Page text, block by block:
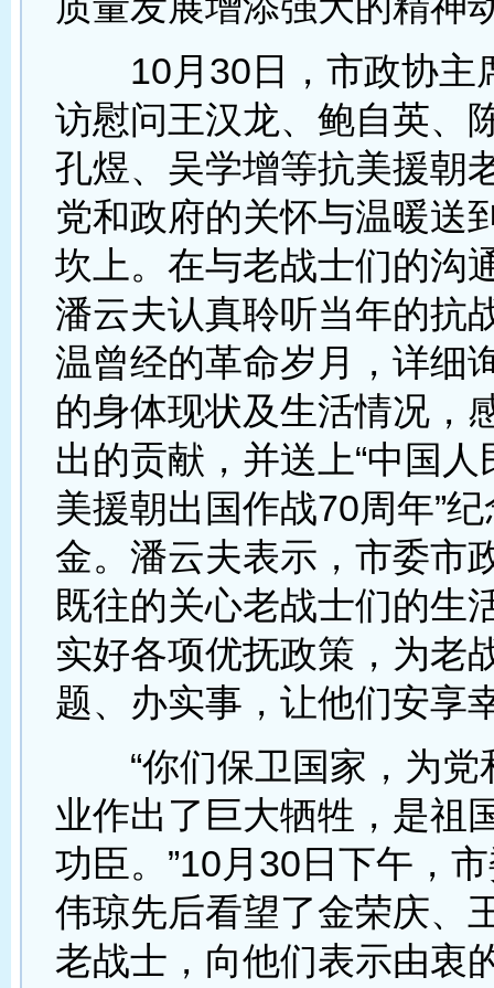
10月30日，市政协主
访慰问王汉龙、鲍自英、
孔煜、吴学增等抗美援朝
党和政府的关怀与温暖送
坎上。在与老战士们的沟
潘云夫认真聆听当年的抗
温曾经的革命岁月，详细
的身体现状及生活情况，
出的贡献，并送上“中国
美援朝出国作战70周年”
金。潘云夫表示，市委市
既往的关心老战士们的生
实好各项优抚政策，为老
题、办实事，让他们安享
“你们保卫国家，为党
业作出了巨大牺牲，是祖
功臣。”10月30日下午，
伟琼先后看望了金荣庆、
老战士，向他们表示由衷